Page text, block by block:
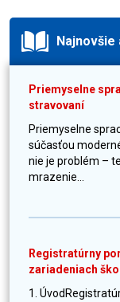
Priemyselne
stravovaní
Priemyselne
súčasťou
nie je problém –
mrazenie...
Registratúrny
zariadeniach
1.